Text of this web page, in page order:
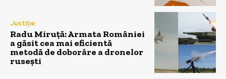
Justiție
Radu Miruță: Armata României
a găsit cea mai eficientă
metodă de doborâre a dronelor
rusești